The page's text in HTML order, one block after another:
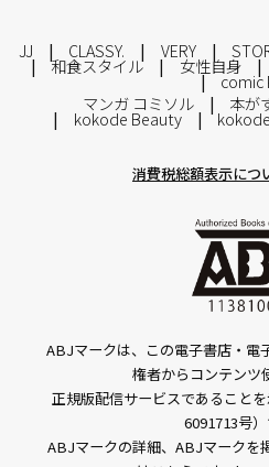
JJ CLASSY. VERY
和食スタイル 女性自身
comic
マンガ コミソル
本が
kokode Beauty
消費税総額表示につ
ABJマークは、この電子書店・電
権者からコンテンツ
正規版配信サービスであること
6091713号）
ABJマークの詳細、ABJマークを